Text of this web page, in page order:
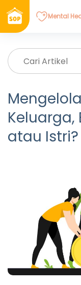
Mental
Keluarga,
atau Istri?